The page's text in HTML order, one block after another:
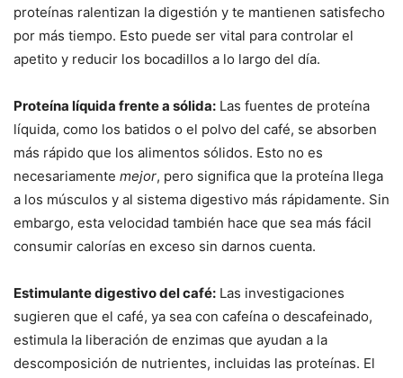
proteínas ralentizan la digestión y te mantienen satisfecho
por más tiempo. Esto puede ser vital para controlar el
apetito y reducir los bocadillos a lo largo del día.
Proteína líquida frente a sólida: Las fuentes de proteína
líquida, como los batidos o el polvo del café, se absorben
más rápido que los alimentos sólidos. Esto no es
necesariamente mejor, pero significa que la proteína llega
a los músculos y al sistema digestivo más rápidamente. Sin
embargo, esta velocidad también hace que sea más fácil
consumir calorías en exceso sin darnos cuenta.
Estimulante digestivo del café: Las investigaciones
sugieren que el café, ya sea con cafeína o descafeinado,
estimula la liberación de enzimas que ayudan a la
descomposición de nutrientes, incluidas las proteínas. El